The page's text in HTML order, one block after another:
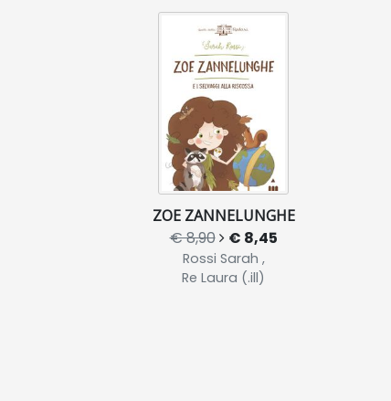
ZOE ZANNELUNGHE
€ 8,90 € 8,45
Rossi Sarah ,
Re Laura (.ill)